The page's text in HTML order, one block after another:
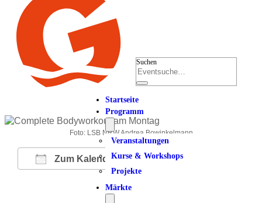
Suchen
Startseite
Programm
Veranstaltungen
Kurse & Workshops
Projekte
Märkte
Foto: LSB NRW Andrea Bowinkelmann
Zum Kalender hinzufügen
ICS herunterladen
Google Kalender
iCalendarOffice 365